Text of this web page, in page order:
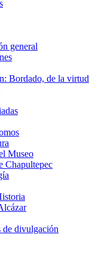
general
Bordado, de la virtud
Museo
Chapultepec
de divulgación